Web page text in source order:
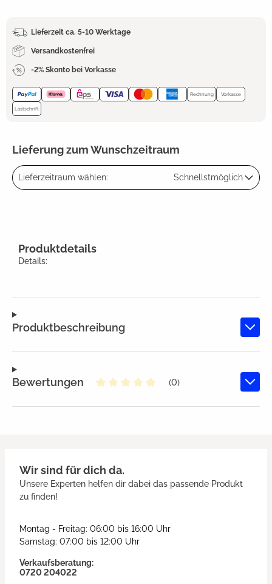
Lieferzeit ca. 5-10 Werktage
Versandkostenfrei
-2% Skonto bei Vorkasse
Rechnung Vorkasse
Lastschrift
Lieferung zum Wunschzeitraum
Lieferzeitraum wählen: Schnellstmöglich
Produktbeschreibung
Bewertungen
(0)
Produktdetails
Details:
Wir sind für dich da.
Unsere Experten helfen dir dabei das passende Produkt
zu finden!
Montag - Freitag: 06:00 bis 16:00 Uhr
Samstag: 07:00 bis 12:00 Uhr
Verkaufsberatung:
0720 204022